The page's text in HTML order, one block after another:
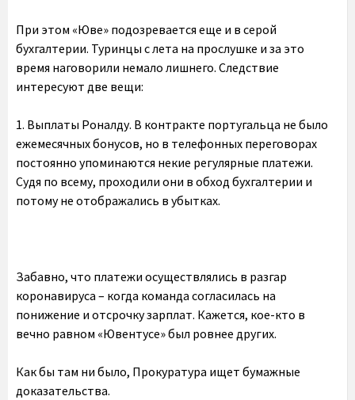
При этом «Юве» подозревается еще и в серой
бухгалтерии. Туринцы с лета на прослушке и за это
время наговорили немало лишнего. Следствие
интересуют две вещи:
1. Выплаты Роналду. В контракте португальца не было
ежемесячных бонусов, но в телефонных переговорах
постоянно упоминаются некие регулярные платежи.
Судя по всему, проходили они в обход бухгалтерии и
потому не отображались в убытках.
Забавно, что платежи осуществлялись в разгар
коронавируса – когда команда согласилась на
понижение и отсрочку зарплат. Кажется, кое-кто в
вечно равном «Ювентусе» был ровнее других.
Как бы там ни было, Прокуратура ищет бумажные
доказательства.